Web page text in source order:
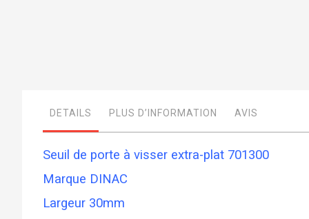
images
DETAILS
Seuil de porte à visser extra-plat 701300
Marque DINAC
Largeur 30mm
PLUS D’INFORMATION AVIS